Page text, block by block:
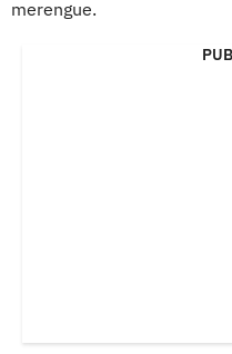
merengue.